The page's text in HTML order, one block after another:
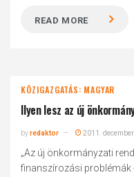
READ MORE
KÖZIGAZGATÁS: MAGYAR
Ilyen lesz az új
byredaktor 2011. december
„Az új önkormányzati
finanszírozási problémák